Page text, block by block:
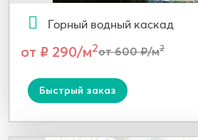
Горный водный каскад
от ₽ 290/м2от 600 ₽/м2
Быстрый заказ